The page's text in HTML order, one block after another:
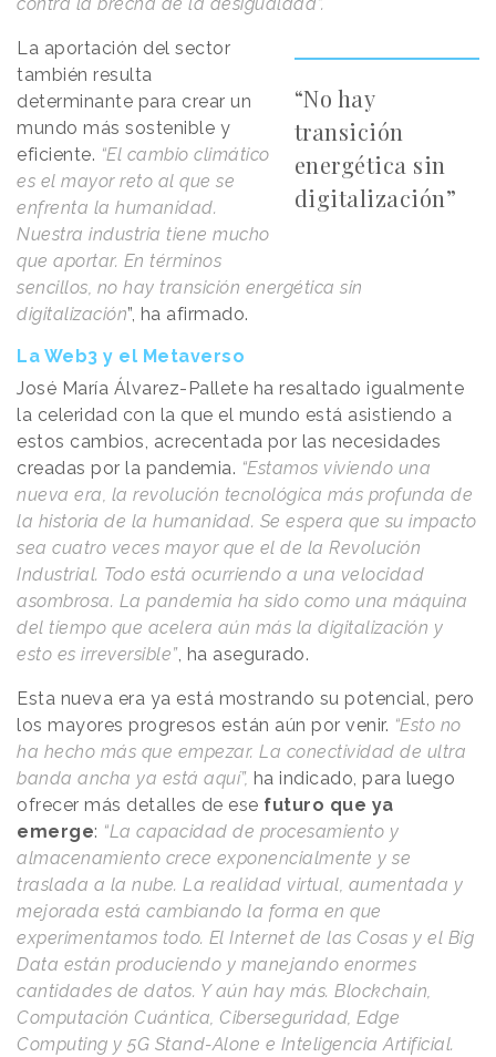
contra la brecha de la desigualdad”.
“No hay
transición
energética sin
digitalización”
La aportación del sector
también resulta
determinante para crear un
mundo más sostenible y
eficiente. “El cambio climático
es el mayor reto al que se
enfrenta la humanidad.
Nuestra industria tiene mucho
que aportar. En términos
sencillos, no hay transición energética sin
digitalización”, ha afirmado.
La Web3 y el Metaverso
José María Álvarez-Pallete ha resaltado igualmente
la celeridad con la que el mundo está asistiendo a
estos cambios, acrecentada por las necesidades
creadas por la pandemia. “Estamos viviendo una
nueva era, la revolución tecnológica más profunda de
la historia de la humanidad. Se espera que su impacto
sea cuatro veces mayor que el de la Revolución
Industrial. Todo está ocurriendo a una velocidad
asombrosa. La pandemia ha sido como una máquina
del tiempo que acelera aún más la digitalización y
esto es irreversible”, ha asegurado.
Esta nueva era ya está mostrando su potencial, pero
los mayores progresos están aún por venir. “Esto no
ha hecho más que empezar. La conectividad de ultra
banda ancha ya está aquí”, ha indicado, para luego
ofrecer más detalles de ese futuro que ya
emerge: “La capacidad de procesamiento y
almacenamiento crece exponencialmente y se
traslada a la nube. La realidad virtual, aumentada y
mejorada está cambiando la forma en que
experimentamos todo. El Internet de las Cosas y el Big
Data están produciendo y manejando enormes
cantidades de datos. Y aún hay más. Blockchain,
Computación Cuántica, Ciberseguridad, Edge
Computing y 5G Stand-Alone e Inteligencia Artificial.